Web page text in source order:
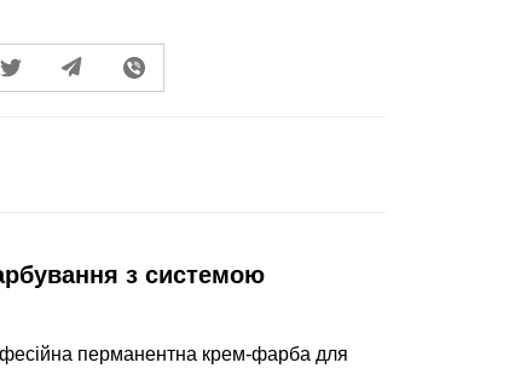
з системою
перманентна крем-фарба для